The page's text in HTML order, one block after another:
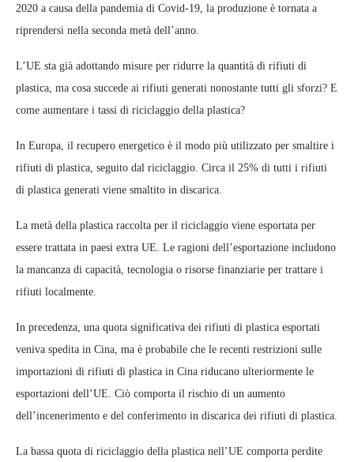
2020 a causa della pandemia di Covid-19, la produzione è tornata a
riprendersi nella seconda metà dell’anno.
L’UE sta già adottando misure per ridurre la quantità di rifiuti di
plastica, ma cosa succede ai rifiuti generati nonostante tutti gli sforzi? E
come aumentare i tassi di riciclaggio della plastica?
In Europa, il recupero energetico è il modo più utilizzato per smaltire i
rifiuti di plastica, seguito dal riciclaggio. Circa il 25% di tutti i rifiuti
di plastica generati viene smaltito in discarica.
La metà della plastica raccolta per il riciclaggio viene esportata per
essere trattata in paesi extra UE. Le ragioni dell’esportazione includono
la mancanza di capacità, tecnologia o risorse finanziarie per trattare i
rifiuti localmente.
In precedenza, una quota significativa dei rifiuti di plastica esportati
veniva spedita in Cina, ma è probabile che le recenti restrizioni sulle
importazioni di rifiuti di plastica in Cina riducano ulteriormente le
esportazioni dell’UE. Ciò comporta il rischio di un aumento
dell’incenerimento e del conferimento in discarica dei rifiuti di plastica.
La bassa quota di riciclaggio della plastica nell’UE comporta perdite